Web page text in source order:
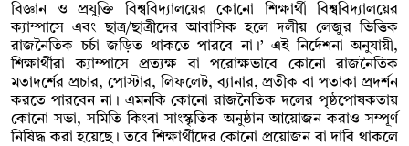
বিজ্ঞান ও প্রযুক্তি বিশ্ববিদ্যালয়ের কোনো শিক্ষার্থী বিশ্ববিদ্যালয়ের
ক্যাম্পাসে এবং ছাত্র/ছাত্রীদের আবাসিক হলে দলীয় লেজুর ভিত্তিক
রাজনৈতিক চর্চা জড়িত থাকতে পারবে না।’ এই নির্দেশনা অনুযায়ী,
শিক্ষার্থীরা ক্যাম্পাসে প্রত্যক্ষ বা পরোক্ষভাবে কোনো রাজনৈতিক
মতাদর্শের প্রচার, পোস্টার, লিফলেট, ব্যানার, প্রতীক বা পতাকা প্রদর্শন
করতে পারবেন না। এমনকি কোনো রাজনৈতিক দলের পৃষ্ঠপোষকতায়
কোনো সভা, সমিতি কিংবা সাংস্কৃতিক অনুষ্ঠান আয়োজন করাও সম্পূর্ণ
নিষিদ্ধ করা হয়েছে। তবে শিক্ষার্থীদের কোনো প্রয়োজন বা দাবি থাকলে